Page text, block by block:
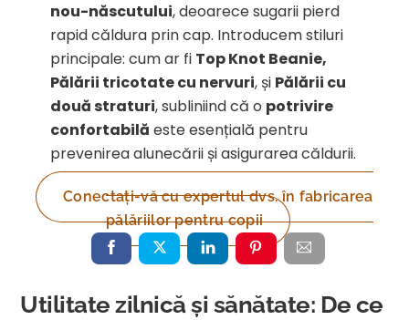
nou-născutului, deoarece sugarii pierd
rapid căldura prin cap. Introducem stiluri
principale: cum ar fi Top Knot Beanie,
Pălării tricotate cu nervuri, și Pălării cu
două straturi, subliniind că o potrivire
confortabilă este esențială pentru
prevenirea alunecării și asigurarea căldurii.
Conectați-vă cu expertul dvs. în fabricarea
pălăriilor pentru copii
Utilitate zilnică și sănătate: De ce